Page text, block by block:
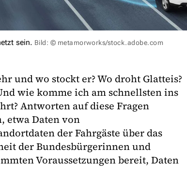
sein. Bild: © metamorworks/stock.adobe.com
und wo stockt er? Wo droht Glatteis?
wie komme ich am schnellsten ins
Antworten auf diese Fragen
etwa Daten von
der Fahrgäste über das
der Bundesbürgerinnen und
Voraussetzungen bereit, Daten